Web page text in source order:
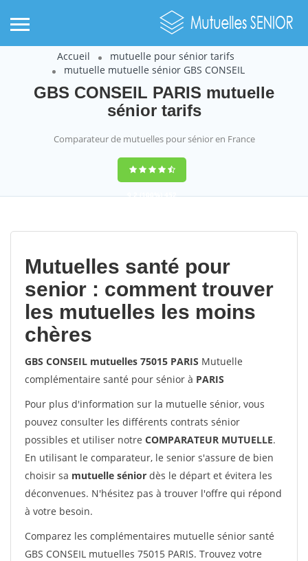
Accueil
mutuelle pour sénior tarifs
mutuelle mutuelle sénior GBS CONSEIL
GBS CONSEIL PARIS mutuelle
sénior tarifs
Comparateur de mutuelles pour sénior en France
9,2(100%)452
Mutuelles santé pour
senior : comment trouver
les mutuelles les moins
chères
GBS CONSEIL mutuelles 75015 PARIS Mutuelle
complémentaire santé pour sénior à PARIS
Pour plus d'information sur la mutuelle sénior, vous
pouvez consulter les différents contrats sénior
possibles et utiliser notre COMPARATEUR MUTUELLE.
En utilisant le comparateur, le senior s'assure de bien
choisir sa mutuelle sénior dès le départ et évitera les
déconvenues. N'hésitez pas à trouver l'offre qui répond
à votre besoin.
Comparez les complémentaires mutuelle sénior santé
GBS CONSEIL mutuelles 75015 PARIS. Trouvez votre